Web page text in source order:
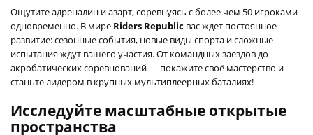
Ощутите адреналин и азарт, соревнуясь с более чем 50 игроками
одновременно. В мире Riders Republic вас ждет постоянное
развитие: сезонные события, новые виды спорта и сложные
испытания ждут вашего участия. От командных заездов до
акробатических соревнований — покажите своё мастерство и
станьте лидером в крупных мультиплеерных баталиях!
Исследуйте масштабные открытые
пространства